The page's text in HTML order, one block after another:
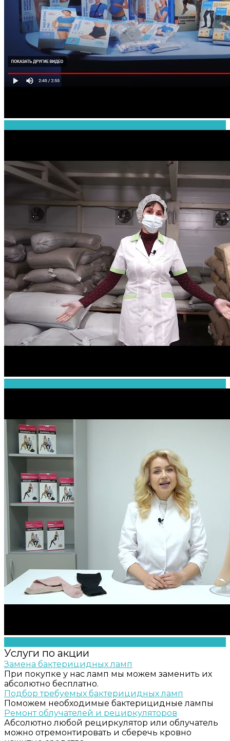
Услуги по акции
Замена бактерицидных ламп
При покупке у нас ламп мы можем заменить их
абсолютно бесплатно.
Подбор требуемых бактерицидных ламп
Поможем необходимые бактерицидные лампы
Ремонт облучателей и рециркуляторов
Абсолютно любой рециркулятор или облучатель
можно отремонтировать и сберечь кровно